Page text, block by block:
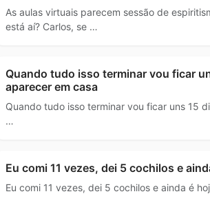
As aulas virtuais parecem sessão de
está aí? Carlos, se …
Quando tudo isso terminar vou ficar
aparecer em casa
Quando tudo isso terminar vou ficar uns 15
…
Eu comi 11 vezes, dei 5 cochilos e
Eu comi 11 vezes, dei 5 cochilos e ainda é